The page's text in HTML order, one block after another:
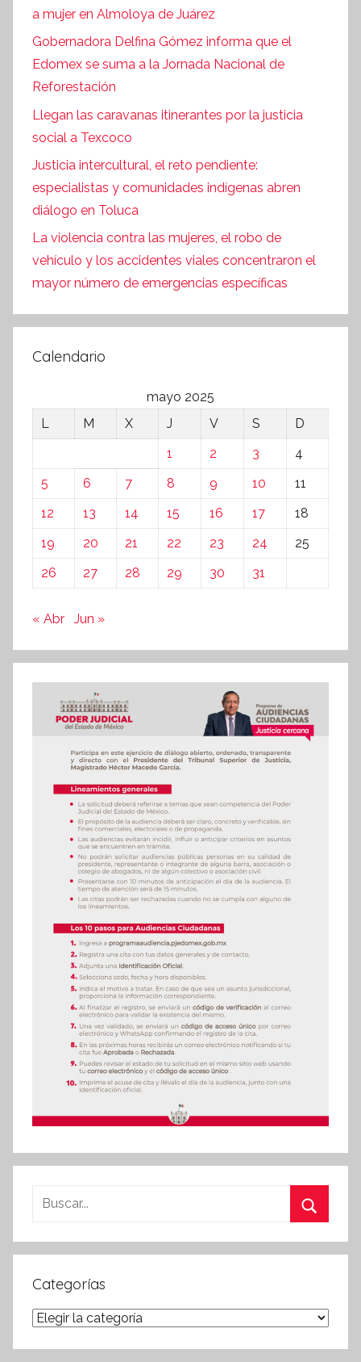
a mujer en Almoloya de Juárez
Gobernadora Delfina Gómez informa que el
Edomex se suma a la Jornada Nacional de
Reforestación
Llegan las caravanas itinerantes por la justicia
social a Texcoco
Justicia intercultural, el reto pendiente:
especialistas y comunidades indígenas abren
diálogo en Toluca
La violencia contra las mujeres, el robo de
vehículo y los accidentes viales concentraron el
mayor número de emergencias específicas
Calendario
mayo 2025
L
M X J V S
D
1
2 3
4
5
6 7 8 9 10
11
12
13 14 15 16 17
18
19
20 21 22 23 24
25
26
27 28 29 30 31
« Abr Jun »
Buscar:
Categorías
Categorías